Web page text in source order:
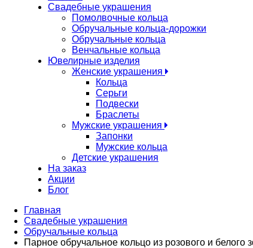
Свадебные украшения
Помолвочные кольца
Обручальные кольца-дорожки
Обручальные кольца
Венчальные кольца
Ювелирные изделия
Женские украшения
Кольца
Серьги
Подвески
Браслеты
Мужские украшения
Запонки
Мужские кольца
Детские украшения
На заказ
Акции
Блог
Главная
Свадебные украшения
Обручальные кольца
Парное обручальное кольцо из розового и белого